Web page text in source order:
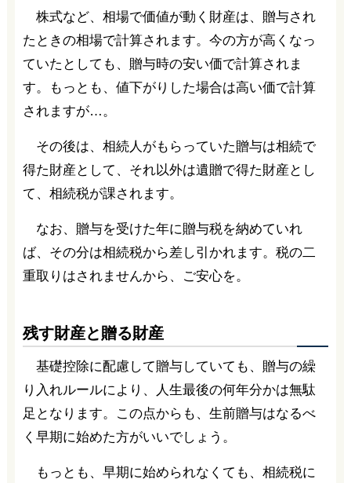
株式など、相場で価値が動く財産は、贈与され
たときの相場で計算されます。今の方が高くなっ
ていたとしても、贈与時の安い価で計算されま
す。もっとも、値下がりした場合は高い価で計算
されますが…。
その後は、相続人がもらっていた贈与は相続で
得た財産として、それ以外は遺贈で得た財産とし
て、相続税が課されます。
なお、贈与を受けた年に贈与税を納めていれ
ば、その分は相続税から差し引かれます。税の二
重取りはされませんから、ご安心を。
残す財産と贈る財産
基礎控除に配慮して贈与していても、贈与の繰
り入れルールにより、人生最後の何年分かは無駄
足となります。この点からも、生前贈与はなるべ
く早期に始めた方がいいでしょう。
もっとも、早期に始められなくても、相続税に